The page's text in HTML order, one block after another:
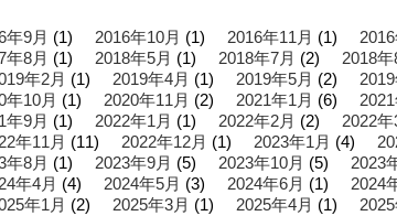
年9月 (1) 2016年10月 (1) 2016年11月 (1)
年8月 (1) 2018年5月 (1) 2018年7月 (2) 2018年
年2月 (1) 2019年4月 (1) 2019年5月 (2)
年10月 (1) 2020年11月 (2) 2021年1月 (6)
年9月 (1) 2022年1月 (1) 2022年2月 (2) 2022年
年11月 (11) 2022年12月 (1) 2023年1月 (4)
年8月 (1) 2023年9月 (5) 2023年10月 (5) 2023
年4月 (4) 2024年5月 (3) 2024年6月 (1) 2024
年1月 (2) 2025年3月 (1) 2025年4月 (1)